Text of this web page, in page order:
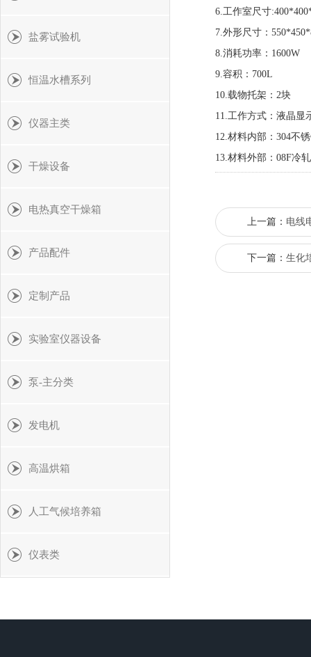
6.工作室尺寸
7.外形尺寸：
8.消耗功率：1600W
9.容积：700L
10.载物托架：2块
11.工作方式：液晶显
12.材料内部：304不
13.材料外部：08F冷
上一篇： 电线
下一篇： 生化
盐雾试验机
恒温水槽系列
仪器主类
干燥设备
电热真空干燥箱
产品配件
定制产品
实验室仪器设备
泵-主分类
发电机
高温烘箱
人工气候培养箱
仪表类